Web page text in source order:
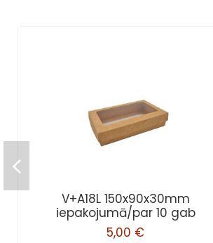
V+A18L 150x90x30mm
iepakojumā/par 10 gab
5,00 €